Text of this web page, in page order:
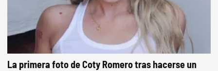
La primera foto de Coty Romero tras hacerse un